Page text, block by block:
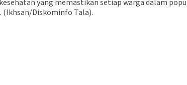
yang memastikan setiap warga dalam
Diskominfo Tala).